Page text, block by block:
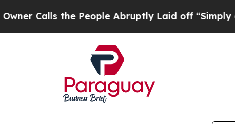
the People Abruptly Laid off “Simply a Math